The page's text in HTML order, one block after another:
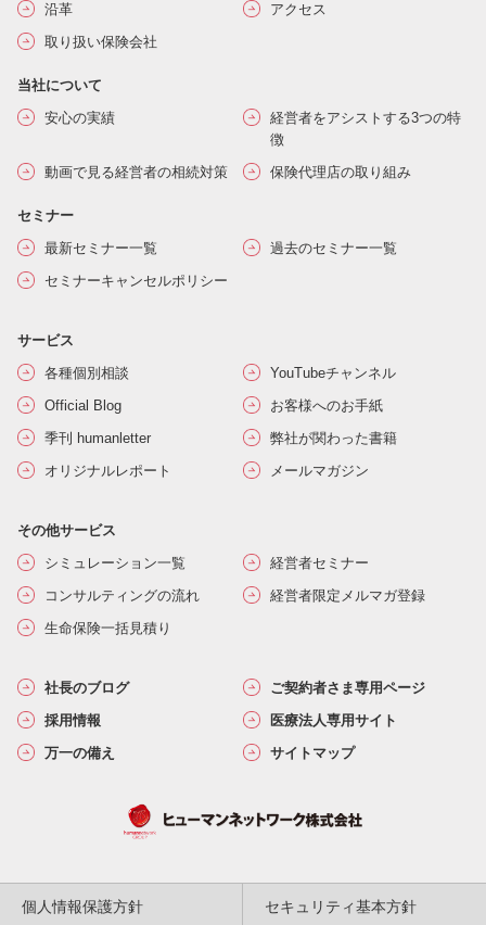
沿革
アクセス
取り扱い保険会社
当社について
安心の実績
経営者をアシストする3つの特
徴
動画で見る経営者の相続対策
保険代理店の取り組み
セミナー
最新セミナー一覧
過去のセミナー一覧
セミナーキャンセルポリシー
サービス
各種個別相談
YouTubeチャンネル
Official Blog
お客様へのお手紙
季刊 humanletter
弊社が関わった書籍
オリジナルレポート
メールマガジン
その他サービス
シミュレーション一覧
経営者セミナー
コンサルティングの流れ
経営者限定メルマガ登録
生命保険一括見積り
社長のブログ
ご契約者さま専用ページ
採用情報
医療法人専用サイト
万一の備え
サイトマップ
個人情報保護方針 セキュリティ基本方針